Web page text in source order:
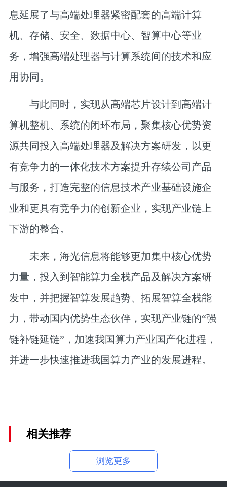
息延展了与高端处理器紧密配套的高端计算
机、存储、安全、数据中心、智算中心等业
务，增强高端处理器与计算系统间的技术和应
用协同。
与此同时，实现从高端芯片设计到高端计
算机整机、系统的闭环布局，聚集核心优势资
源共同投入高端处理器及解决方案研发，以更
有竞争力的一体化技术方案提升存续公司产品
与服务，打造完整的信息技术产业基础设施企
业和更具有竞争力的创新企业，实现产业链上
下游的整合。
未来，海光信息将能够更加集中核心优势
力量，投入到智能算力全栈产品及解决方案研
发中，并把握智算发展趋势、拓展智算全栈能
力，带动国内优势生态伙伴，实现产业链的“强
链补链延链”，加速我国算力产业国产化进程，
并进一步快速推进我国算力产业的发展进程。
相关推荐
浏览更多